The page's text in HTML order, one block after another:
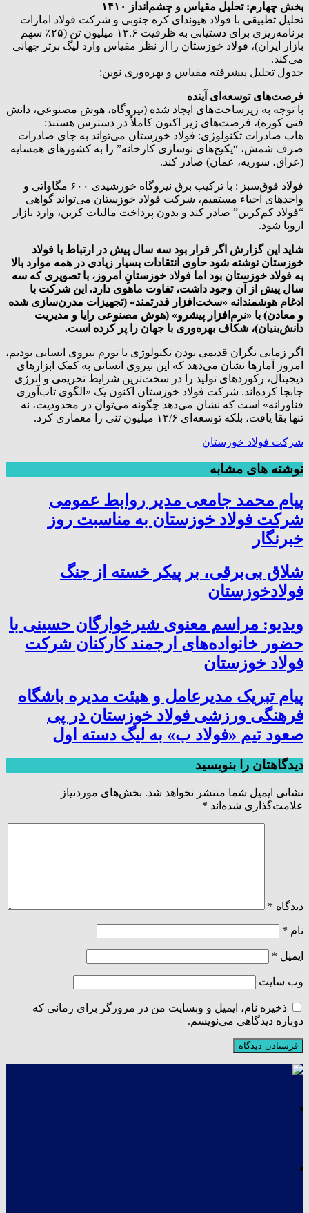
بخش چهارم: تحلیل مقیاس و چشم‌انداز ۱۴۱۰
تحلیل تطبیقی با فولاد هیوندای کره جنوبی و شرکت فولاد امارات
برنامه‌ریزی برای دستیابی به ظرفیت ۱۳.۶ میلیون تن (۲۵٪ سهم
بازار ایران)، فولاد خوزستان را از نظر مقیاس وارد لیگ برتر جهانی
می‌کند.
جدول تحلیل پیشرفته مقیاس و بهره‌وری نوین:
فرصت‌های توسعه‌ای آینده
با توجه به زیرساخت‌های ایجاد شده (نیروگاه، هوش مصنوعی، دانش
فنی کوره)، فرصت‌های زیر اکنون کاملاً در دسترس هستند:
هاب صادرات تکنولوژی: فولاد خوزستان می‌تواند به جای صادرات
صرف شمش، “پکیج‌های نوسازی کارخانه” را به کشورهای همسایه
(عراق، سوریه، عمان) صادر کند.
فولاد فوق‌سبز : با ترکیب برق نیروگاه خورشیدی ۶۰۰ مگاواتی و
واحدهای احیاء مستقیم، شرکت فولاد خوزستان می‌تواند گواهی
“فولاد کم‌کربن” صادر کند و بدون پرداخت مالیات کربن، وارد بازار
اروپا شود.
شاید این گزارش اگر قرار بود سه سال پیش در ارتباط با فولاد
خوزستان نوشته شود حاوی انتقادات بسیار زیادی در همه موارد بالا
به فولاد خوزستان بود اما فولاد خوزستانِ امروز، با تصویری که سه
سال پیش از آن وجود داشت، تفاوت ماهوی دارد. این شرکت با
ادغام هوشمندانه «سخت‌افزار قدرتمند» (تجهیزات مدرن‌سازی شده
و معادن) با «نرم‌افزار پیشرو» (هوش مصنوعی رایا و مدیریت
دانش‌بنیان)، شکاف بهره‌وری با جهان را پر کرده است.
اگر زمانی نگران قدیمی بودن تکنولوژی یا تورم نیروی انسانی بودیم،
امروز آمارها نشان می‌دهد که این نیروی انسانی به کمک ابزارهای
دیجیتال، رکوردهای تولید را در سخت‌ترین شرایط تحریمی و انرژی
جابجا کرده‌اند. شرکت فولاد خوزستان اکنون یک «الگوی تاب‌آوری
فناورانه» است که نشان می‌دهد چگونه می‌توان در محدودیت، نه
تنها بقا یافت، بلکه توسعه‌ای ۱۳/۶ میلیون تنی را معماری کرد.
شرکت فولاد خوزستان
نوشته های مشابه
پیام محمد جامعی مدیر روابط عمومی
شرکت فولاد خوزستان به مناسبت روز
خبرنگار
شلاق‌ بی‌برقی، بر پیکر خسته‌ از جنگ
فولادخوزستان
ویدیو: مراسم معنوی شیرخوارگان حسینی با
حضور خانواده‌های ارجمند کارکنان شرکت
فولاد خوزستان
پیام تبریک مدیرعامل و هیئت مدیره باشگاه
فرهنگی ورزشی فولاد خوزستان در پی
صعود تیم «فولاد ب» به لیگ دسته اول
دیدگاهتان را بنویسید
نشانی ایمیل شما منتشر نخواهد شد. بخش‌های موردنیاز
علامت‌گذاری شده‌اند *
دیدگاه *
نام *
ایمیل *
وب‌ سایت
ذخیره نام، ایمیل و وبسایت من در مرورگر برای زمانی که
دوباره دیدگاهی می‌نویسم.